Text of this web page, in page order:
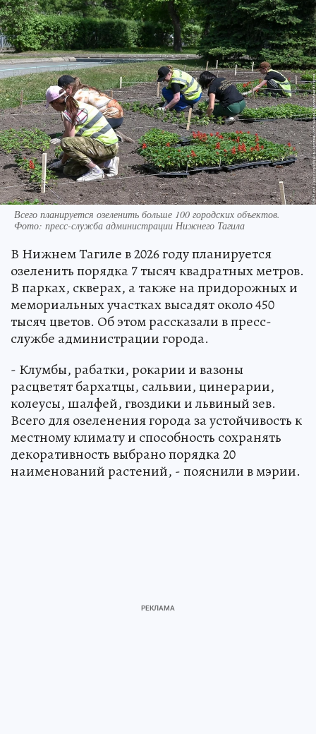
Всего планируется озеленить больше 100 городских объектов.
Фото: пресс-служба администрации Нижнего Тагила
В Нижнем Тагиле в 2026 году планируется
озеленить порядка 7 тысяч квадратных метров.
В парках, скверах, а также на придорожных и
мемориальных участках высадят около 450
тысяч цветов. Об этом рассказали в пресс-
службе администрации города.
- Клумбы, рабатки, рокарии и вазоны
расцветят бархатцы, сальвии, цинерарии,
колеусы, шалфей, гвоздики и львиный зев.
Всего для озеленения города за устойчивость к
местному климату и способность сохранять
декоративность выбрано порядка 20
наименований растений, - пояснили в мэрии.